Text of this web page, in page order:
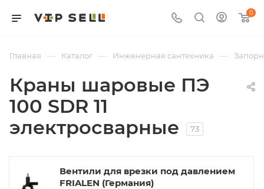
0
Главная — Каталог — Инженерная сантехника —
Краны шаровые ПЭ
100 SDR 11
электросварные
73
Вентили для врезки под давлением
FRIALEN (Германия)